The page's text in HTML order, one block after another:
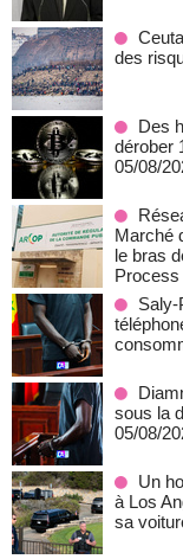
des
Des
dérober
05/08/
Marché
le bras
Process
Saly-
sous la
05/08/
Un
à Los
sa